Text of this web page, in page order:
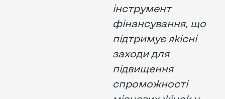
інструмент
фінансування, що
підтримує якісні
заходи для
підвищення
спроможності